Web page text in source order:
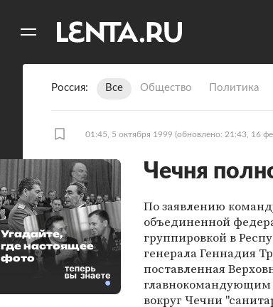
Россия Все Общество Политика
01:45, 5 октября 1999 (обновлено: 21:43, 16
Чечня
По заявлению
объединенной
группировкой в
генерала Геннадия
поставленная
главнокомандующим
вокруг Чечни
Угадайте,
где настоящее
фото